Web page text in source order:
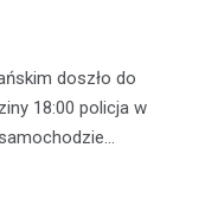
doszło do
18:00 policja w